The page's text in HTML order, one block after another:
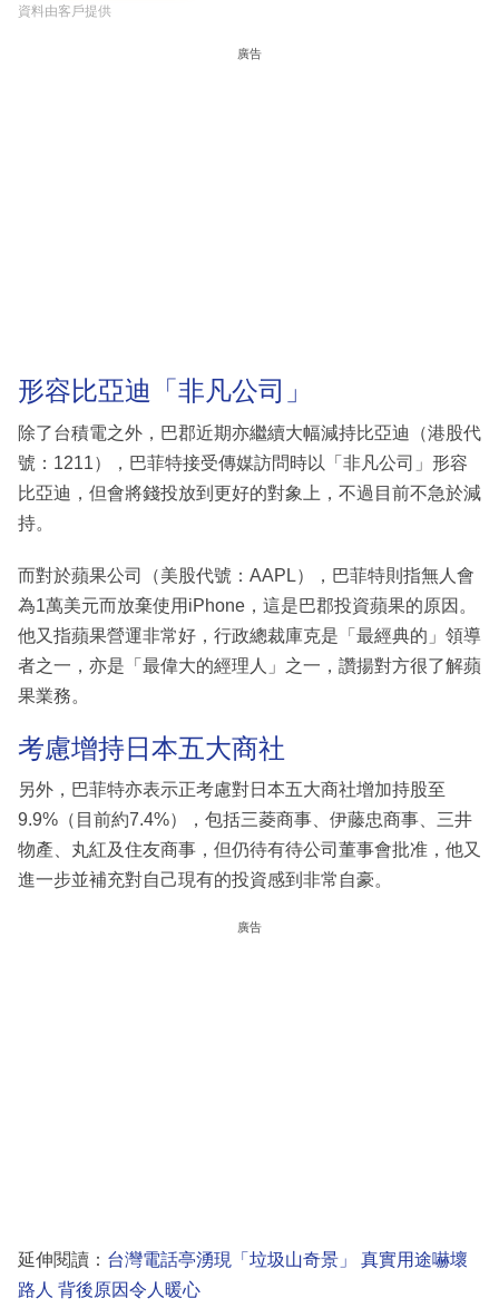
資料由客戶提供
廣告
形容比亞迪「非凡公司」
除了台積電之外，巴郡近期亦繼續大幅減持比亞迪（港股代
號：1211），巴菲特接受傳媒訪問時以「非凡公司」形容
比亞迪，但會將錢投放到更好的對象上，不過目前不急於減
持。
而對於蘋果公司（美股代號：AAPL），巴菲特則指無人會
為1萬美元而放棄使用iPhone，這是巴郡投資蘋果的原因。
他又指蘋果營運非常好，行政總裁庫克是「最經典的」領導
者之一，亦是「最偉大的經理人」之一，讚揚對方很了解蘋
果業務。
考慮增持日本五大商社
另外，巴菲特亦表示正考慮對日本五大商社增加持股至
9.9%（目前約7.4%），包括三菱商事、伊藤忠商事、三井
物產、丸紅及住友商事，但仍待有待公司董事會批准，他又
進一步並補充對自己現有的投資感到非常自豪。
廣告
延伸閱讀： 台灣電話亭湧現「垃圾山奇景」 真實用途嚇壞
路人 背後原因令人暖心